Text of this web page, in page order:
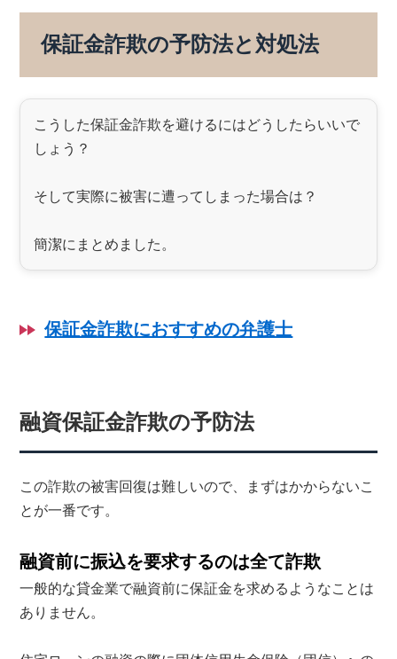
保証金詐欺の予防法と対処法
こうした保証金詐欺を避けるにはどうしたらいいで
しょう？
そして実際に被害に遭ってしまった場合は？
簡潔にまとめました。
保証金詐欺におすすめの弁護士
融資保証金詐欺の予防法
この詐欺の被害回復は難しいので、まずはかからないこ
とが一番です。
融資前に振込を要求するのは全て詐欺
一般的な貸金業で融資前に保証金を求めるようなことは
ありません。